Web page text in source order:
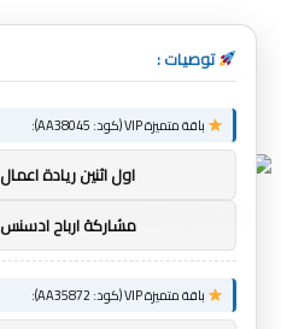
القائمة
توصيات :
باقة متميزة VIP (كود: AA38045):
اول اثنين ريادة اعمال
مشاركة ارباح ادسنس
باقة متميزة VIP (كود: AA35872):